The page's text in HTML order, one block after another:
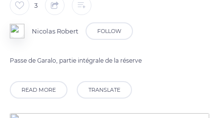
3
Nicolas Robert FOLLOW
Passe de Garalo, partie intégrale de la réserve
READ MORE TRANSLATE